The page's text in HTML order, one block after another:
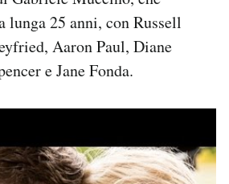
lunga 25 anni, con Russell
Aaron Paul, Diane
e Jane Fonda.